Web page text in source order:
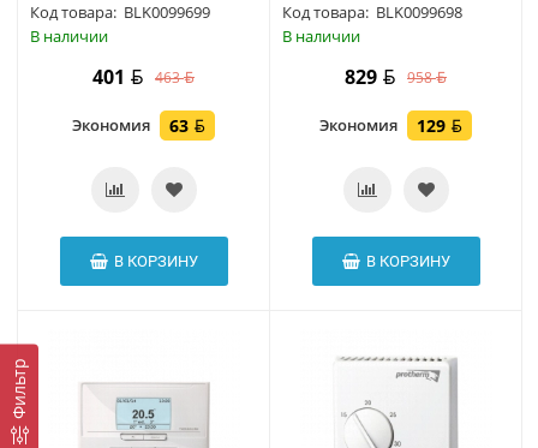
Фильтр
Код товара: BLK0099699
В наличии
401 463
Экономия 63
В КОРЗИНУ
Код товара: BLK0099698
В наличии
829 958
Экономия 129
В КОРЗИНУ